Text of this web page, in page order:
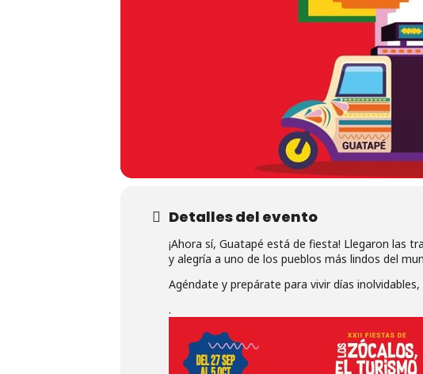
Hit enter to search or ESC to close
Detalles del evento
¡Ahora sí, Guatapé está de fiesta! Llegaron las
y alegría a uno de los pueblos más lindos del
Agéndate y prepárate para vivir días
.